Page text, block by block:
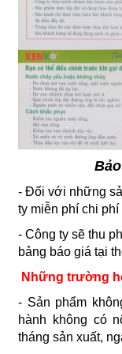
- Đối với những
ty miễn phí chi
- Công ty sẽ thu
bảng báo giá tại
Những trường
- Sản phẩm
hành không có
tháng sản xuất,